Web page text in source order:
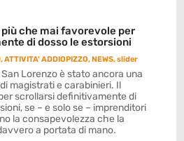
che mai favorevole per
di dosso le estorsioni
,ATTIVITA' ADDIOPIZZO,NEWS,slider
Lorenzo è stato ancora una
magistrati e carabinieri. Il
scrollarsi definitivamente di
se – e solo se – imprenditori
la consapevolezza che la
a portata di mano.